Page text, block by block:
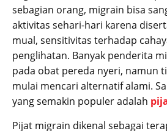
sebagian orang, migrain bisa
aktivitas sehari-hari karena
mual, sensitivitas terhadap
penglihatan. Banyak penderita
pada obat pereda nyeri, namun
mulai mencari alternatif alami.
yang semakin populer adalah
Pijat migrain dikenal sebagai